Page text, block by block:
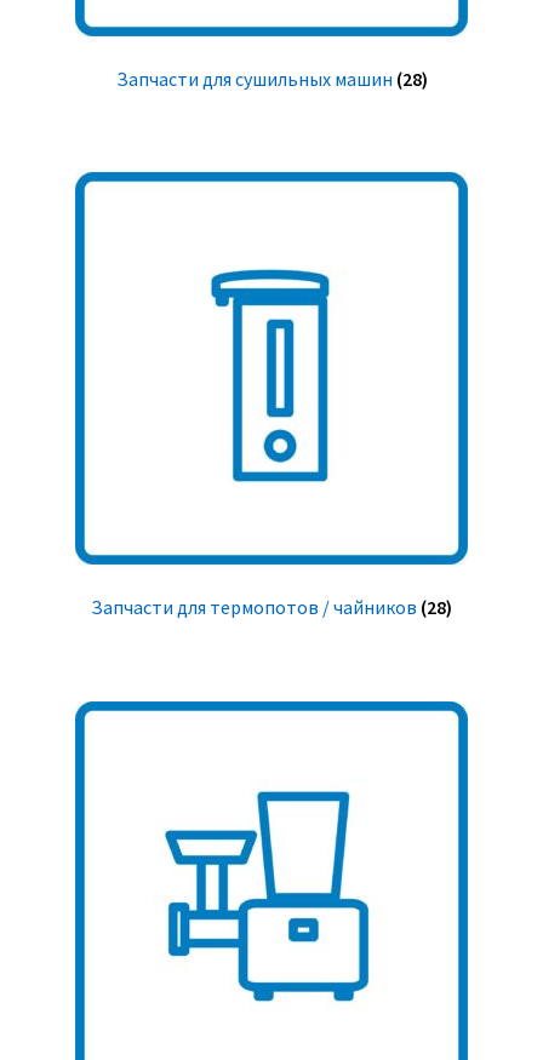
Запчасти для сушильных машин (28)
Запчасти для термопотов / чайников (28)